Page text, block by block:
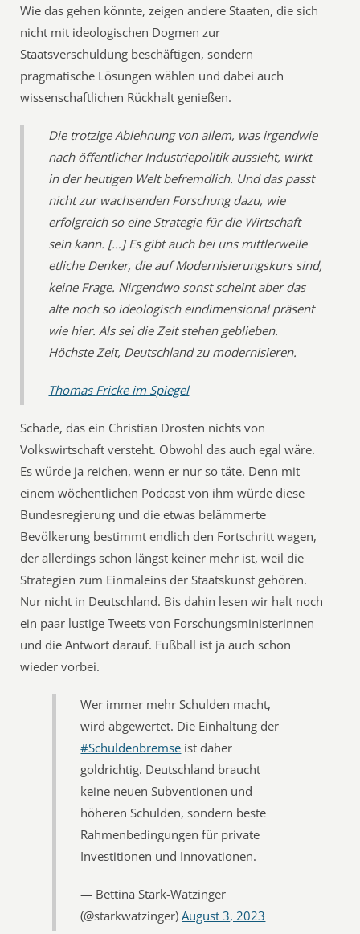
Wie das gehen könnte, zeigen andere Staaten, die sich
nicht mit ideologischen Dogmen zur
Staatsverschuldung beschäftigen, sondern
pragmatische Lösungen wählen und dabei auch
wissenschaftlichen Rückhalt genießen.
Die trotzige Ablehnung von allem, was irgendwie
nach öffentlicher Industriepolitik aussieht, wirkt
in der heutigen Welt befremdlich. Und das passt
nicht zur wachsenden Forschung dazu, wie
erfolgreich so eine Strategie für die Wirtschaft
sein kann. […] Es gibt auch bei uns mittlerweile
etliche Denker, die auf Modernisierungskurs sind,
keine Frage. Nirgendwo sonst scheint aber das
alte noch so ideologisch eindimensional präsent
wie hier. Als sei die Zeit stehen geblieben.
Höchste Zeit, Deutschland zu modernisieren.
Thomas Fricke im Spiegel
Schade, das ein Christian Drosten nichts von
Volkswirtschaft versteht. Obwohl das auch egal wäre.
Es würde ja reichen, wenn er nur so täte. Denn mit
einem wöchentlichen Podcast von ihm würde diese
Bundesregierung und die etwas belämmerte
Bevölkerung bestimmt endlich den Fortschritt wagen,
der allerdings schon längst keiner mehr ist, weil die
Strategien zum Einmaleins der Staatskunst gehören.
Nur nicht in Deutschland. Bis dahin lesen wir halt noch
ein paar lustige Tweets von Forschungsministerinnen
und die Antwort darauf. Fußball ist ja auch schon
wieder vorbei.
Wer immer mehr Schulden macht,
wird abgewertet. Die Einhaltung der
#Schuldenbremse ist daher
goldrichtig. Deutschland braucht
keine neuen Subventionen und
höheren Schulden, sondern beste
Rahmenbedingungen für private
Investitionen und Innovationen.
— Bettina Stark-Watzinger
(@starkwatzinger)August 3, 2023